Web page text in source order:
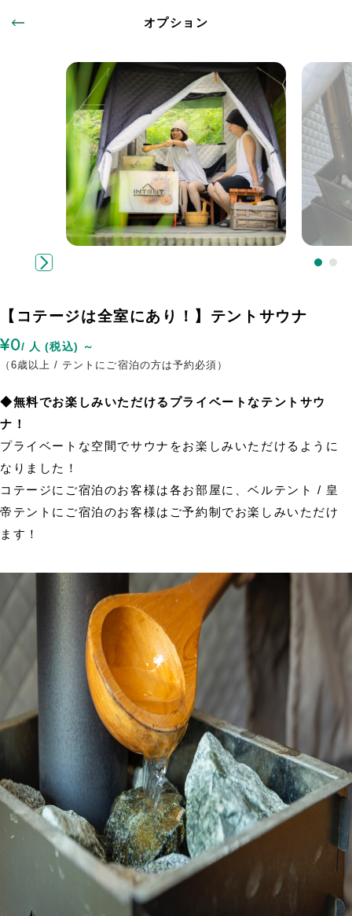
オプション
【コテージは全室にあり！】テントサウナ
¥0/ 人 (税込) ～
（6歳以上 / テントにご宿泊の方は予約必須）
◆無料でお楽しみいただけるプライベートなテントサウ
ナ！
プライベートな空間でサウナをお楽しみいただけるように
なりました！
コテージにご宿泊のお客様は各お部屋に、ベルテント / 皇
帝テントにご宿泊のお客様はご予約制でお楽しみいただけ
ます！